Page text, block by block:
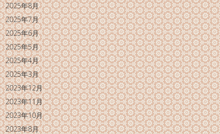
2025年8月
2025年7月
2025年6月
2025年5月
2025年4月
2025年3月
2023年12月
2023年11月
2023年10月
2023年8月